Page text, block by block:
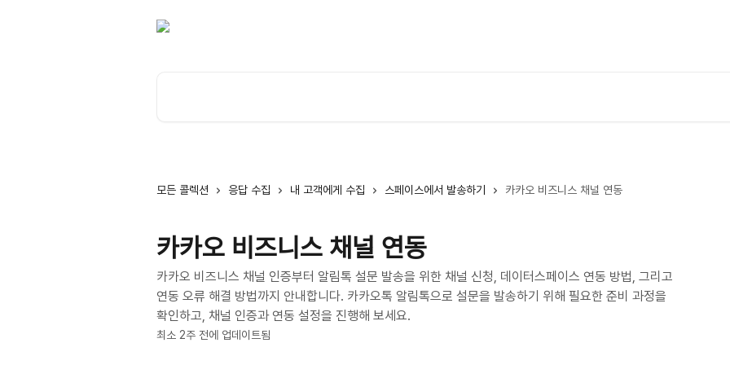
모든 콜렉션 응답 수집 내 고객에게 수집 스페이스에서 발송하기 카카오 비즈니스 채널 연동
카카오 비즈니스 채널 연동
카카오 비즈니스 채널 인증부터 알림톡 설문 발송을 위한 채널 신청, 데이터스페이스 연동 방법, 그리고
연동 오류 해결 방법까지 안내합니다. 카카오톡 알림톡으로 설문을 발송하기 위해 필요한 준비 과정을
확인하고, 채널 인증과 연동 설정을 진행해 보세요.
최소 2주 전에 업데이트됨